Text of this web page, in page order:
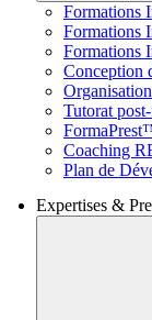
Formations
Formations
Formations
Conception
Tutorat
Coaching
Plan de
Expertises &